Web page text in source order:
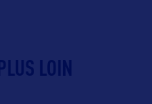
LOIN